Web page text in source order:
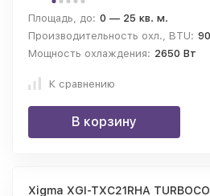
Площадь, до: 0 — 25 кв. м.
Производительность охл., BTU:
Мощность охлаждения: 2650 Вт
К сравнению
В корзину
Xigma XGI-TXC21RHA